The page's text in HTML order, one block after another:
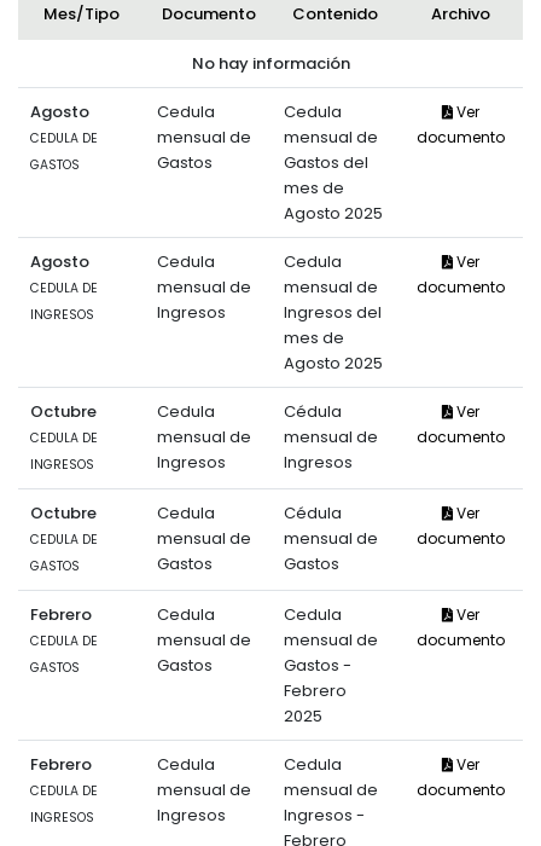
Mes/Tipo Documento Contenido Archivo
No hay información
Agosto
CEDULA DE
GASTOS
Cedula
mensual de
Gastos
Cedula
mensual de
Gastos del
mes de
Agosto 2025
Ver
documento
Agosto
CEDULA DE
INGRESOS
Cedula
mensual de
Ingresos
Cedula
mensual de
Ingresos del
mes de
Agosto 2025
Ver
documento
Octubre
CEDULA DE
INGRESOS
Cedula
mensual de
Ingresos
Cédula
mensual de
Ingresos
Ver
documento
Octubre
CEDULA DE
GASTOS
Cedula
mensual de
Gastos
Cédula
mensual de
Gastos
Ver
documento
Febrero
CEDULA DE
GASTOS
Cedula
mensual de
Gastos
Cedula
mensual de
Gastos -
Febrero
2025
Ver
documento
Febrero
CEDULA DE
INGRESOS
Cedula
mensual de
Ingresos
Cedula
mensual de
Ingresos -
Febrero
Ver
documento